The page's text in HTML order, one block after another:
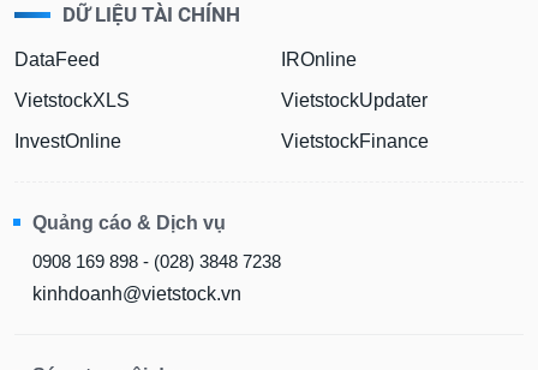
DỮ LIỆU TÀI CHÍNH
DataFeed
VietstockXLS
InvestOnline
IROnline
VietstockUpdater
VietstockFinance
Quảng cáo & Dịch vụ
0908 169 898 - (028) 3848 7238
kinhdoanh@vietstock.vn